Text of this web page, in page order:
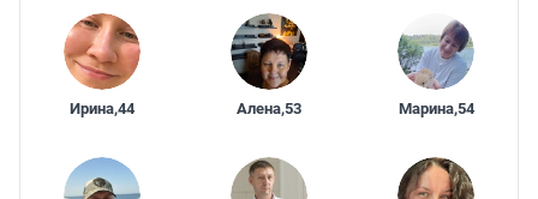
Ирина,44 Алена,53 Марина,54